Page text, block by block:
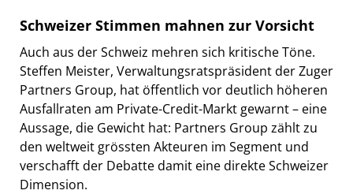
Schweizer Stimmen mahnen zur Vorsicht
Auch aus der Schweiz mehren sich kritische Töne.
Steffen Meister, Verwaltungsratspräsident der Zuger
Partners Group, hat öffentlich vor deutlich höheren
Ausfallraten am Private-Credit-Markt gewarnt – eine
Aussage, die Gewicht hat: Partners Group zählt zu
den weltweit grössten Akteuren im Segment und
verschafft der Debatte damit eine direkte Schweizer
Dimension.